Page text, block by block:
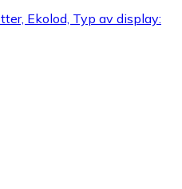
Ekolod, Typ av display: